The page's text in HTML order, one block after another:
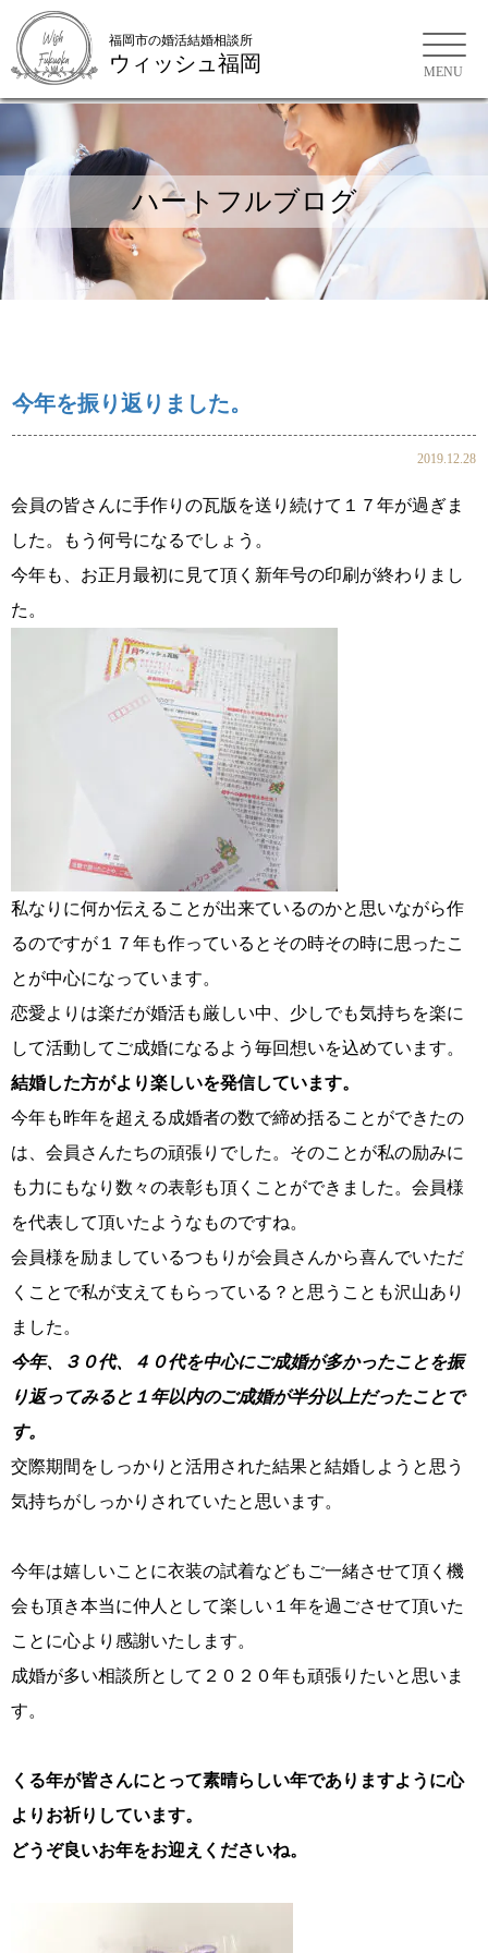
福岡市の婚活結婚相談所
婚活キャンペーン
お問い合わせ 会員様の声
鹿児島店 佐世保店
ウィッシュの婚活メソッド ご成婚までの流れ
ウィッシュブログ
福岡市の婚活結婚相談所
ウィッシュ福岡
ハートフルブログ
今年を振り返りました。
2019.12.28
会員の皆さんに手作りの瓦版を送り続けて１７年が過ぎま
した。もう何号になるでしょう。
今年も、お正月最初に見て頂く新年号の印刷が終わりまし
た。
私なりに何か伝えることが出来ているのかと思いながら作
るのですが１７年も作っているとその時その時に思ったこ
とが中心になっています。
恋愛よりは楽だが婚活も厳しい中、少しでも気持ちを楽に
して活動してご成婚になるよう毎回想いを込めています。
結婚した方がより楽しいを発信しています。
今年も昨年を超える成婚者の数で締め括ることができたの
は、会員さんたちの頑張りでした。そのことが私の励みに
も力にもなり数々の表彰も頂くことができました。会員様
を代表して頂いたようなものですね。
会員様を励ましているつもりが会員さんから喜んでいただ
くことで私が支えてもらっている？と思うことも沢山あり
ました。
今年、３０代、４０代を中心にご成婚が多かったことを振
り返ってみると１年以内のご成婚が半分以上だったことで
す。
交際期間をしっかりと活用された結果と結婚しようと思う
気持ちがしっかりされていたと思います。
今年は嬉しいことに衣装の試着などもご一緒させて頂く機
会も頂き本当に仲人として楽しい１年を過ごさせて頂いた
ことに心より感謝いたします。
成婚が多い相談所として２０２０年も頑張りたいと思いま
す。
くる年が皆さんにとって素晴らしい年でありますように心
よりお祈りしています。
どうぞ良いお年をお迎えくださいね。